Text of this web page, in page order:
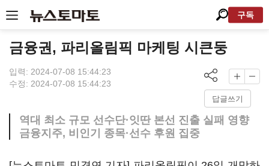
구독
금융권, 파리올림픽 마케팅 시큰둥
입력: 2024-07-08 15:44:23
수정: 2024-07-08 15:44:23
답글쓰기
역대 최소 규모 선수단·잇딴 본선 진출 실패 영향
금융지주, 비인기 종목·선수 후원 집중